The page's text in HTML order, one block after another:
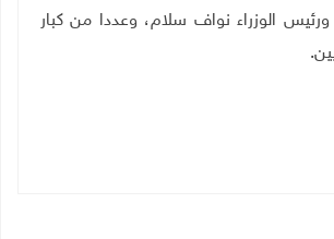
ورئيس الوزراء نواف سلام، وعددا من كبار
.